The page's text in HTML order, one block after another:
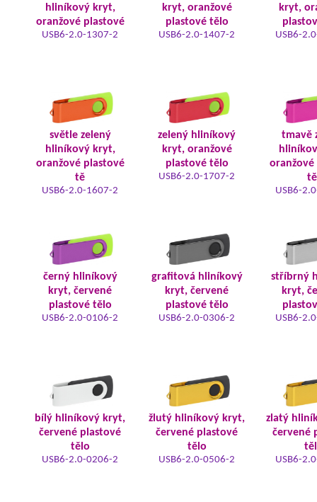
hliníkový kryt,
oranžové plastové
USB6-2.0-1307-2
kryt, oranžové
plastové tělo
USB6-2.0-1407-2
kryt,
USB6-
světle zelený
hliníkový kryt,
oranžové plastové
tě
USB6-2.0-1607-2
zelený hliníkový
kryt, oranžové
plastové tělo
USB6-2.0-1707-2
tmavě
oranžové
USB6-
černý hliníkový
kryt, červené
plastové tělo
USB6-2.0-0106-2
grafitová hliníkový
kryt, červené
plastové tělo
USB6-2.0-0306-2
stříbrný
kryt,
USB6-
bílý hliníkový kryt,
červené plastové
tělo
USB6-2.0-0206-2
žlutý hliníkový kryt,
červené plastové
tělo
USB6-2.0-0506-2
zlatý
červené
USB6-